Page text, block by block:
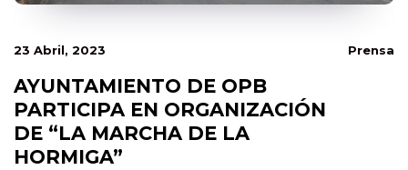
23 Abril, 2023 Prensa
AYUNTAMIENTO DE OPB
PARTICIPA EN ORGANIZACIÓN
DE “LA MARCHA DE LA
HORMIGA”